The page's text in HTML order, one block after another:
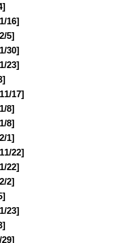
16]
5]
30]
23]
17]
8]
8]
1]
22]
22]
2]
23]